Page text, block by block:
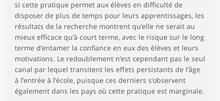
si cette pratique permet aux élèves en difficulté de
disposer de plus de temps pour leurs apprentissages, les
résultats de la recherche montrent qu’elle ne serait au
mieux efficace qu’à court terme, avec le risque sur le long
terme d’entamer la confiance en eux des élèves et leurs
motivations. Le redoublement n’est cependant pas le seul
canal par lequel transitent les effets persistants de l’âge
à l’entrée à l’école, puisque ces derniers s’observent
également dans les pays où cette pratique est marginale.